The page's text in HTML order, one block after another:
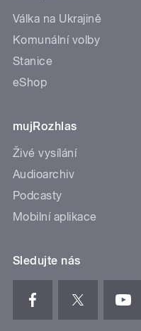
Válka na Ukrajině
Komunální volby
Stanice
eShop
mujRozhlas
Živé vysílání
Audioarchiv
Podcasty
Mobilní aplikace
Sledujte nás